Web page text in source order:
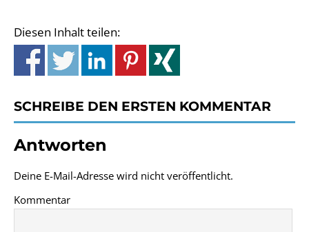
Diesen Inhalt teilen:
SCHREIBE DEN ERSTEN KOMMENTAR
Antworten
Deine E-Mail-Adresse wird nicht veröffentlicht.
Kommentar